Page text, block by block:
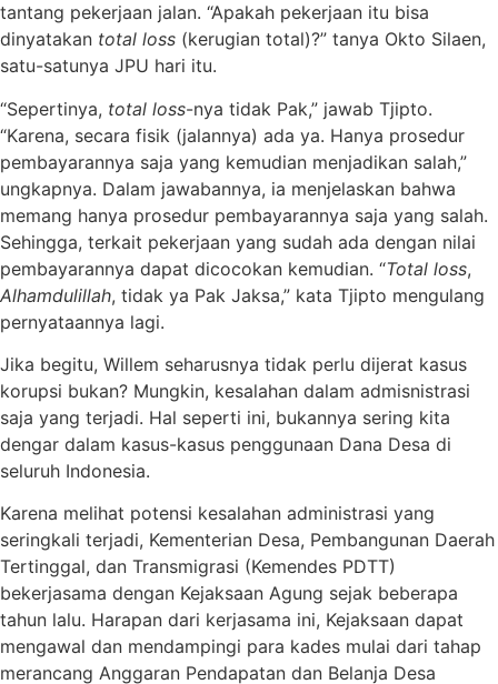
tantang pekerjaan jalan. “Apakah pekerjaan itu bisa
dinyatakan total loss (kerugian total)?” tanya Okto Silaen,
satu-satunya JPU hari itu.
“Sepertinya, total loss-nya tidak Pak,” jawab Tjipto.
“Karena, secara fisik (jalannya) ada ya. Hanya prosedur
pembayarannya saja yang kemudian menjadikan salah,”
ungkapnya. Dalam jawabannya, ia menjelaskan bahwa
memang hanya prosedur pembayarannya saja yang salah.
Sehingga, terkait pekerjaan yang sudah ada dengan nilai
pembayarannya dapat dicocokan kemudian. “Total loss,
Alhamdulillah, tidak ya Pak Jaksa,” kata Tjipto mengulang
pernyataannya lagi.
Jika begitu, Willem seharusnya tidak perlu dijerat kasus
korupsi bukan? Mungkin, kesalahan dalam admisnistrasi
saja yang terjadi. Hal seperti ini, bukannya sering kita
dengar dalam kasus-kasus penggunaan Dana Desa di
seluruh Indonesia.
Karena melihat potensi kesalahan administrasi yang
seringkali terjadi, Kementerian Desa, Pembangunan Daerah
Tertinggal, dan Transmigrasi (Kemendes PDTT)
bekerjasama dengan Kejaksaan Agung sejak beberapa
tahun lalu. Harapan dari kerjasama ini, Kejaksaan dapat
mengawal dan mendampingi para kades mulai dari tahap
merancang Anggaran Pendapatan dan Belanja Desa